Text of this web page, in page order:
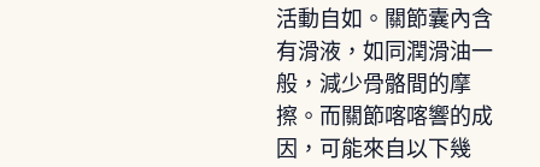
活動自如。關節囊內含
有滑液，如同潤滑油一
般，減少骨骼間的摩
擦。而關節喀喀響的成
因，可能來自以下幾